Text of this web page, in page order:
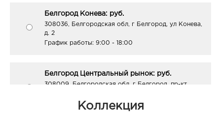
Белгород Конева: руб.
308036, Белгородская обл, г Белгород, ул Конева,
д. 2
График работы: 9:00 - 18:00
Белгород Центральный рынок: руб.
308009, Белгородская обл, г Белгород, пр-кт
График работы:9:00 - 21:00
Коллекция